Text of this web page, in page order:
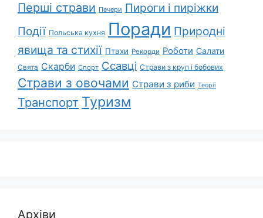
Перші страви Печери Пироги і пиріжки
Події Польська кухня Поради Природні
явища та стихії Птахи Рекорди Роботи Салати
Свята Скарби Спорт Ссавці Страви з круп і бобових
Страви з овочами Страви з риби Теорії
Транспорт Туризм
Архіви